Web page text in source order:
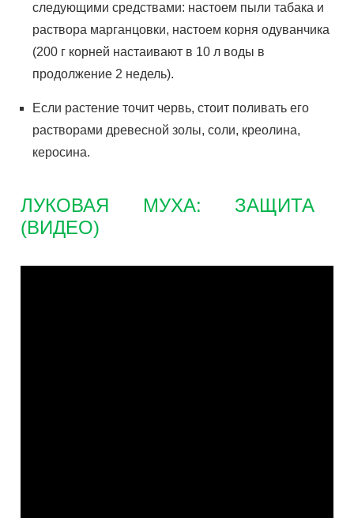
следующими средствами: настоем пыли табака и
раствора марганцовки, настоем корня одуванчика
(200 г корней настаивают в 10 л воды в
продолжение 2 недель).
Если растение точит червь, стоит поливать его
растворами древесной золы, соли, креолина,
керосина.
ЛУКОВАЯ МУХА: ЗАЩИТА
(ВИДЕО)